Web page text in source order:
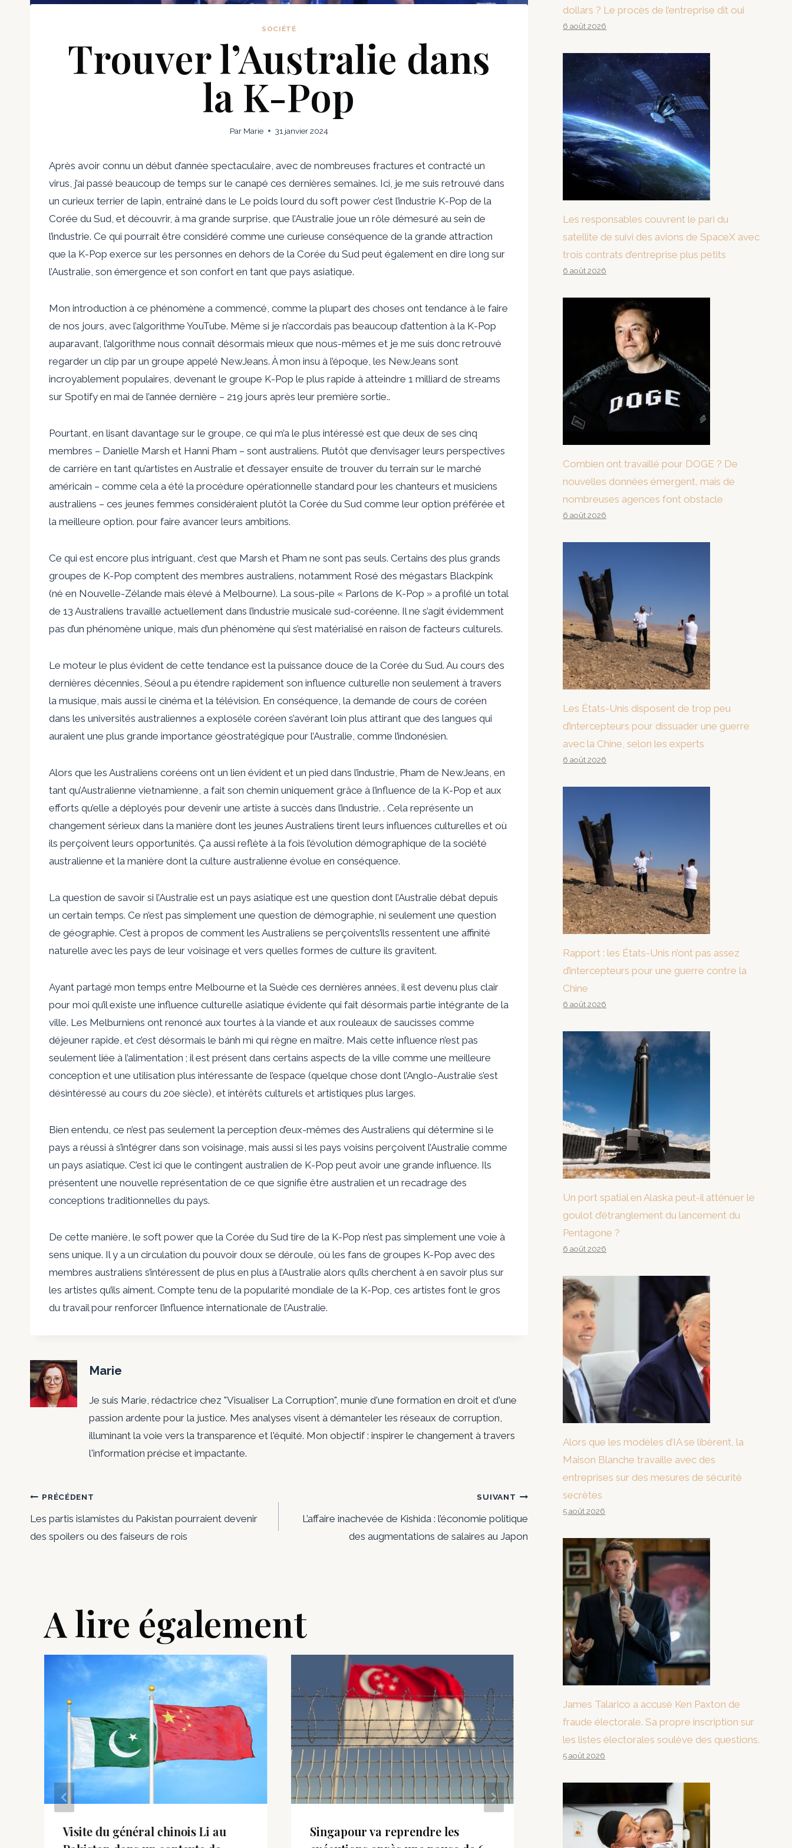
SOCIÉTÉ
Trouver l’Australie dans
la K-Pop
Par Marie 31 janvier 2024
Après avoir connu un début d’année spectaculaire, avec de nombreuses fractures et contracté un
virus, j’ai passé beaucoup de temps sur le canapé ces dernières semaines. Ici, je me suis retrouvé dans
un curieux terrier de lapin, entraîné dans le Le poids lourd du soft power c’est l’industrie K-Pop de la
Corée du Sud, et découvrir, à ma grande surprise, que l’Australie joue un rôle démesuré au sein de
l’industrie. Ce qui pourrait être considéré comme une curieuse conséquence de la grande attraction
que la K-Pop exerce sur les personnes en dehors de la Corée du Sud peut également en dire long sur
l’Australie, son émergence et son confort en tant que pays asiatique.
Mon introduction à ce phénomène a commencé, comme la plupart des choses ont tendance à le faire
de nos jours, avec l’algorithme YouTube. Même si je n’accordais pas beaucoup d’attention à la K-Pop
auparavant, l’algorithme nous connaît désormais mieux que nous-mêmes et je me suis donc retrouvé
regarder un clip par un groupe appelé NewJeans. À mon insu à l’époque, les NewJeans sont
incroyablement populaires, devenant le groupe K-Pop le plus rapide à atteindre 1 milliard de streams
sur Spotify en mai de l’année dernière – 219 jours après leur première sortie..
Pourtant, en lisant davantage sur le groupe, ce qui m’a le plus intéressé est que deux de ses cinq
membres – Danielle Marsh et Hanni Pham – sont australiens. Plutôt que d’envisager leurs perspectives
de carrière en tant qu’artistes en Australie et d’essayer ensuite de trouver du terrain sur le marché
américain – comme cela a été la procédure opérationnelle standard pour les chanteurs et musiciens
australiens – ces jeunes femmes considéraient plutôt la Corée du Sud comme leur option préférée et
la meilleure option. pour faire avancer leurs ambitions.
Ce qui est encore plus intriguant, c’est que Marsh et Pham ne sont pas seuls. Certains des plus grands
groupes de K-Pop comptent des membres australiens, notamment Rosé des mégastars Blackpink
(né en Nouvelle-Zélande mais élevé à Melbourne). La sous-pile « Parlons de K-Pop » a profilé un total
de 13 Australiens travaille actuellement dans l’industrie musicale sud-coréenne. Il ne s’agit évidemment
pas d’un phénomène unique, mais d’un phénomène qui s’est matérialisé en raison de facteurs culturels.
Le moteur le plus évident de cette tendance est la puissance douce de la Corée du Sud. Au cours des
dernières décennies, Séoul a pu étendre rapidement son influence culturelle non seulement à travers
la musique, mais aussi le cinéma et la télévision. En conséquence, la demande de cours de coréen
dans les universités australiennes a exploséle coréen s’avérant loin plus attirant que des langues qui
auraient une plus grande importance géostratégique pour l’Australie, comme l’indonésien.
Alors que les Australiens coréens ont un lien évident et un pied dans l’industrie, Pham de NewJeans, en
tant qu’Australienne vietnamienne, a fait son chemin uniquement grâce à l’influence de la K-Pop et aux
efforts qu’elle a déployés pour devenir une artiste à succès dans l’industrie. . Cela représente un
changement sérieux dans la manière dont les jeunes Australiens tirent leurs influences culturelles et où
ils perçoivent leurs opportunités. Ça aussi reflète à la fois l’évolution démographique de la société
australienne et la manière dont la culture australienne évolue en conséquence.
La question de savoir si l’Australie est un pays asiatique est une question dont l’Australie débat depuis
un certain temps. Ce n’est pas simplement une question de démographie, ni seulement une question
de géographie. C’est à propos de comment les Australiens se perçoivents’ils ressentent une affinité
naturelle avec les pays de leur voisinage et vers quelles formes de culture ils gravitent.
Ayant partagé mon temps entre Melbourne et la Suède ces dernières années, il est devenu plus clair
pour moi qu’il existe une influence culturelle asiatique évidente qui fait désormais partie intégrante de la
ville. Les Melburniens ont renoncé aux tourtes à la viande et aux rouleaux de saucisses comme
déjeuner rapide, et c’est désormais le bánh mì qui règne en maître. Mais cette influence n’est pas
seulement liée à l’alimentation ; il est présent dans certains aspects de la ville comme une meilleure
conception et une utilisation plus intéressante de l’espace (quelque chose dont l’Anglo-Australie s’est
désintéressé au cours du 20e siècle), et intérêts culturels et artistiques plus larges.
Bien entendu, ce n’est pas seulement la perception d’eux-mêmes des Australiens qui détermine si le
pays a réussi à s’intégrer dans son voisinage, mais aussi si les pays voisins perçoivent l’Australie comme
un pays asiatique. C’est ici que le contingent australien de K-Pop peut avoir une grande influence. Ils
présentent une nouvelle représentation de ce que signifie être australien et un recadrage des
conceptions traditionnelles du pays.
De cette manière, le soft power que la Corée du Sud tire de la K-Pop n’est pas simplement une voie à
sens unique. Il y a un circulation du pouvoir doux se déroule, où les fans de groupes K-Pop avec des
membres australiens s’intéressent de plus en plus à l’Australie alors qu’ils cherchent à en savoir plus sur
les artistes qu’ils aiment. Compte tenu de la popularité mondiale de la K-Pop, ces artistes font le gros
du travail pour renforcer l’influence internationale de l’Australie.
Marie
Je suis Marie, rédactrice chez "Visualiser La Corruption", munie d'une formation en droit et d'une
passion ardente pour la justice. Mes analyses visent à démanteler les réseaux de corruption,
illuminant la voie vers la transparence et l'équité. Mon objectif : inspirer le changement à travers
l'information précise et impactante.
Navigation
de
PRÉCÉDENT
Les partis islamistes du Pakistan pourraient devenir
des spoilers ou des faiseurs de rois
SUIVANT
L’affaire inachevée de Kishida : l’économie politique
des augmentations de salaires au Japon
A lire également
Visite du général chinois Li au
Singapour va reprendre les
Les travailleurs indonésiens
dollars ? Le procès de l’entreprise dit oui
6 août 2026
Les responsables couvrent le pari du
satellite de suivi des avions de SpaceX avec
trois contrats d’entreprise plus petits
6 août 2026
Combien ont travaillé pour DOGE ? De
nouvelles données émergent, mais de
nombreuses agences font obstacle
6 août 2026
Les États-Unis disposent de trop peu
d’intercepteurs pour dissuader une guerre
avec la Chine, selon les experts
6 août 2026
Rapport : les États-Unis n’ont pas assez
d’intercepteurs pour une guerre contre la
Chine
6 août 2026
Un port spatial en Alaska peut-il atténuer le
goulot d’étranglement du lancement du
Pentagone ?
6 août 2026
Alors que les modèles d’IA se libèrent, la
Maison Blanche travaille avec des
entreprises sur des mesures de sécurité
secrètes
5 août 2026
James Talarico a accusé Ken Paxton de
fraude électorale. Sa propre inscription sur
les listes électorales soulève des questions.
5 août 2026